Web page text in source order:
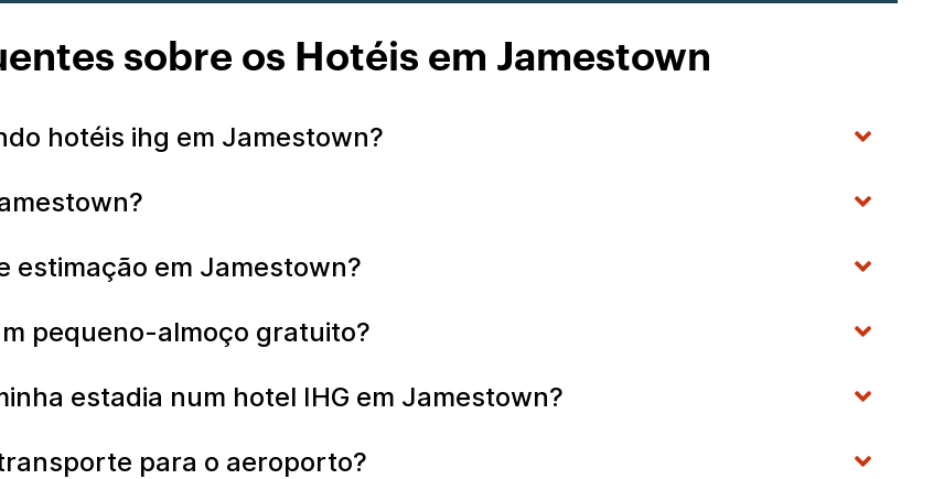
sobre os Hotéis em Jamestown
hotéis ihg em Jamestown?
estimação em Jamestown?
pequeno-almoço gratuito?
estadia num hotel IHG em Jamestown?
para o aeroporto?